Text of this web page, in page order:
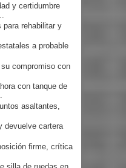
y certidumbre
para rehabilitar y
a probable
compromiso con
con tanque de
asaltantes,
devuelve cartera
firme, crítica